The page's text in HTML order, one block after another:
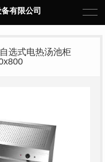
有限公司
选式电热汤池柜